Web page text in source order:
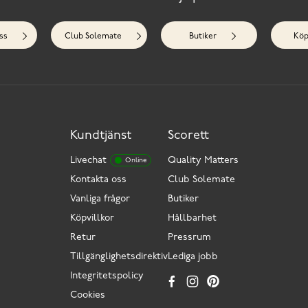
Club Solemate Butiker
Kundtjänst
Livechat Online
Kontakta oss
Vanliga frågor
Köpvillkor
Retur
Tillgänglighetsdirektiv
Integritetspolicy
Cookies
Scorett
Quality Matters
Club Solemate
Butiker
Hållbarhet
Pressrum
Lediga jobb